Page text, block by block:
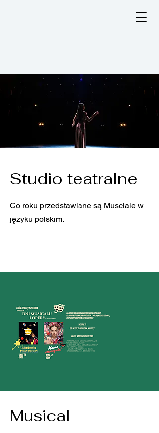
Studio teatralne
Co roku przedstawiane są Musciale w
języku polskim.
Musical